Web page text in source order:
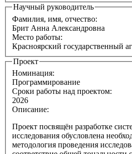
Научный руководитель
Фамилия, имя, отчество:
Брит Анна Александровна
Место работы:
Красноярский государственный
Проект
Номинация:
Программирование
Сроки работы над проектом:
2026
Описание:
Проект посвящён разработке
исследования обусловлена
методология проведения